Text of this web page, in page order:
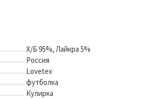
Х/Б 95%, Лайкра 5%
Россия
Lovetex
футболка
Кулирка